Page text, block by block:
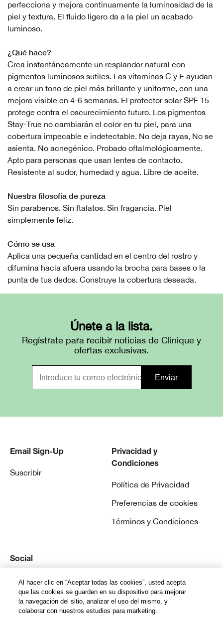
perfecciona y mejora continuamente la luminosidad de la
piel y textura. El fluido ligero da a la piel un acabado
luminoso.
¿Qué hace?
Crea instantáneamente un resplandor natural con
pigmentos luminosos sutiles. Las vitaminas C y E ayudan
a crear un tono de piel más brillante y uniforme, con una
mejora visible en 4-6 semanas. El protector solar SPF 15
protege contra el oscurecimiento futuro. Los pigmentos
Stay-True no cambiarán el color en tu piel, para una
cobertura impecable e indetectable. No deja rayas, No se
asienta. No acnegénico. Probado oftalmológicamente.
Apto para personas que usan lentes de contacto.
Resistente al sudor, humedad y agua. Libre de aceite.
Nuestra filosofía de pureza
Sin parabenos. Sin ftalatos. Sin fragancia. Piel
simplemente feliz.
Cómo se usa
Aplica una pequeña cantidad en el centro del rostro y
difumina hacia afuera usando la brocha para bases o la
punta de tus dedos. Construye la cobertura deseada.
Únete a la lista.
Regístrate para recibir noticias de Clinique y
ofertas exclusivas.
Email Sign-Up
Suscribir
Privacidad y
Condiciones
Política de Privacidad
Preferencias de cookies
Términos y Condiciones
Social
Instagram
Al hacer clic en “Aceptar todas las cookies”, usted acepta
que las cookies se guarden en su dispositivo para mejorar
la navegación del sitio, analizar el uso del mismo, y
colaborar con nuestros estudios para marketing.